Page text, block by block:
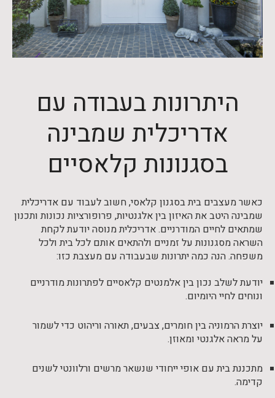
היתרונות בעבודה עם
אדריכלית שמבינה
בסגנונות קלאסיים
כאשר מעצבים בית בסגנון קלאסי, חשוב לעבוד עם אדריכלית
שמבינה היטב את האיזון בין אלגנטיות, פרופורציות נכונות ותכנון
שמתאים לחיים המודרניים. אדריכלית מנוסה יודעת לקחת
השראה מסגנונות על זמניים ולהתאים אותם לכל בית ולכל
משפחה. הנה כמה יתרונות שבעבודה עם מעצבת כזו:
יודעת לשלב נכון בין אלמנטים קלאסיים לפתרונות מודרניים
ונוחים לחיי היומיום.
יוצרת הרמוניה בין חומרים, צבעים, תאורה וריהוט כדי לשמור
על מראה אלגנטי ומאוזן.
מתכננת בית עם אופי ייחודי שנשאר מרשים ורלוונטי לשנים
קדימה.